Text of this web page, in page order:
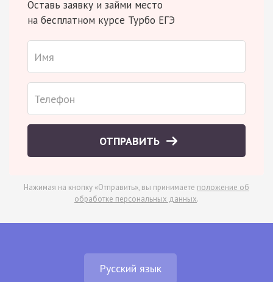
Оставь заявку и займи место
на бесплатном курсе Турбо ЕГЭ
ОТПРАВИТЬ
Нажимая на кнопку «Отправить», вы принимаете положение об
обработке персональных данных.
Русский язык